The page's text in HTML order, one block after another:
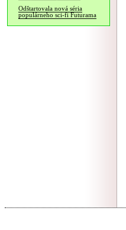
Odštartovala nová séria
populárneho sci-fi Futurama